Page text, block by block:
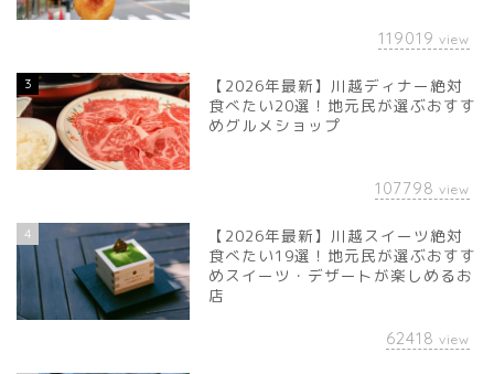
119019 view
3
【2026年最新】川越ディナー絶対
食べたい20選！地元民が選ぶおすす
めグルメショップ
107798 view
4
【2026年最新】川越スイーツ絶対
食べたい19選！地元民が選ぶおすす
めスイーツ・デザートが楽しめるお
店
62418 view